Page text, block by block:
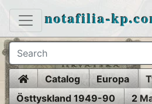
notafilia-
HomeCatalog Europa
Östtyskland 1949-90
2